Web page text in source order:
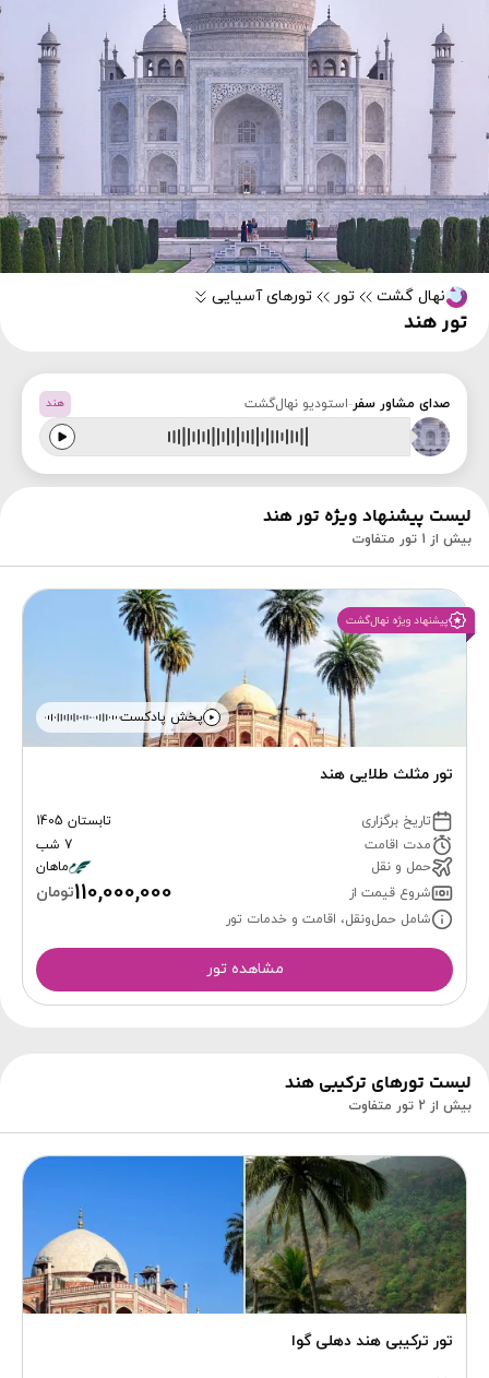
تور هند
نهال گشت تور تورهای آسیایی
صدای مشاور سفر استودیو نهال‌گشت هند
لیست پیشنهاد ویژه تور هند
بیش از 1 تور متفاوت
تور مثلث طلایی هند
پیشنهاد ویژه نهال‌گشت
پخش پادکست
تاریخ برگزاری
تابستان 1405
مدت اقامت
7 شب
حمل و نقل
ماهان
شروع قیمت از
110,000,000تومان
شامل حمل‌ونقل، اقامت و خدمات تور
مشاهده تور
لیست تورهای ترکیبی هند
بیش از 2 تور متفاوت
تور ترکیبی هند دهلی گوا